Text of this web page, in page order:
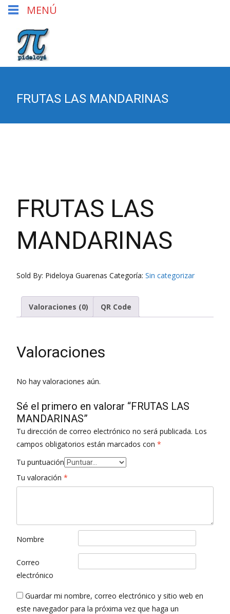
FRUTAS LAS MANDARINAS
FRUTAS LAS
MANDARINAS
Sold By: Pideloya Guarenas Categoría: Sin categorizar
Valoraciones (0) QR Code
Valoraciones
No hay valoraciones aún.
Sé el primero en valorar “FRUTAS LAS
MANDARINAS”
Tu dirección de correo electrónico no será publicada. Los
campos obligatorios están marcados con *
Tu puntuación
Tu valoración *
Nombre
Correo
electrónico
Guardar mi nombre, correo electrónico y sitio web en
este navegador para la próxima vez que haga un
MENÚ